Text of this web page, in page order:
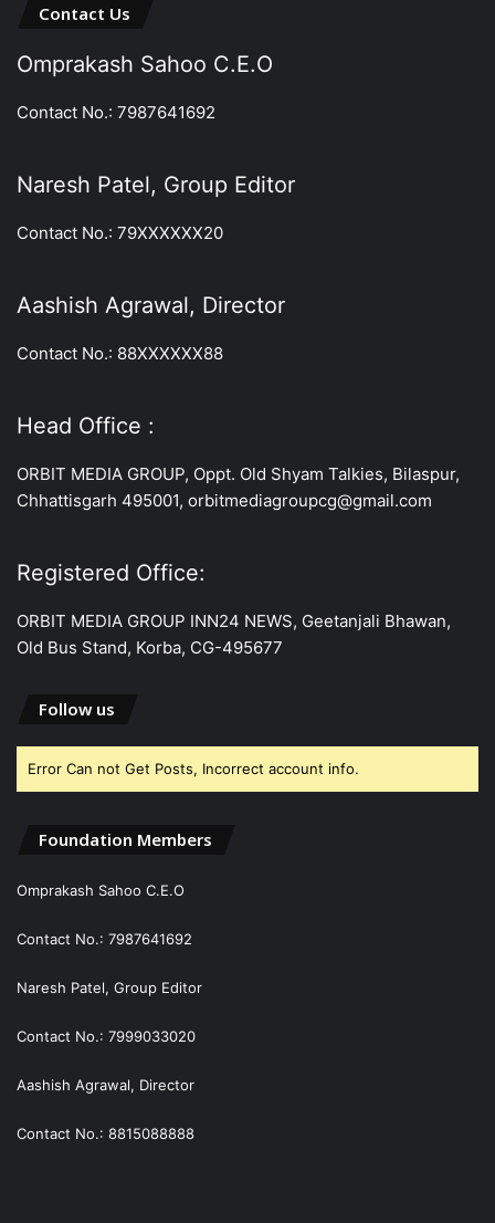
Contact Us
Omprakash Sahoo C.E.O
Contact No.: 7987641692
Naresh Patel, Group Editor
Contact No.: 79XXXXXX20
Aashish Agrawal, Director
Contact No.: 88XXXXXX88
Head Office :
ORBIT MEDIA GROUP, Oppt. Old Shyam Talkies, Bilaspur,
Chhattisgarh 495001, orbitmediagroupcg@gmail.com
Registered Office:
ORBIT MEDIA GROUP INN24 NEWS, Geetanjali Bhawan,
Old Bus Stand, Korba, CG-495677
Follow us
Error Can not Get Posts, Incorrect account info.
Foundation Members
Omprakash Sahoo C.E.O
Contact No.: 7987641692
Naresh Patel, Group Editor
Contact No.: 7999033020
Aashish Agrawal, Director
Contact No.: 8815088888